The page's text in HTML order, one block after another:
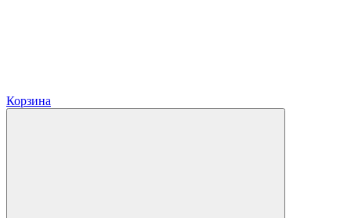
Корзина